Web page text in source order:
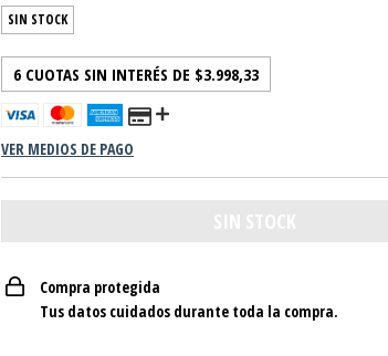
SIN STOCK
6 CUOTAS SIN INTERÉS DE $3.998,33
VER MEDIOS DE PAGO
Compra protegida
Tus datos cuidados durante toda la compra.